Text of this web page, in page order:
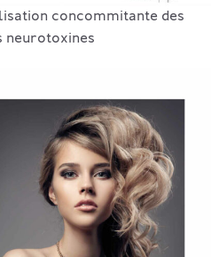
concommitante des
neurotoxines